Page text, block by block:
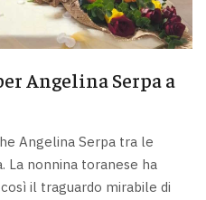
Angelina Serpa a
Angelina Serpa tra le
La nonnina toranese ha
il traguardo mirabile di